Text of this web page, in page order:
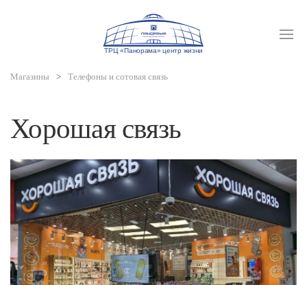
Магазины Телефоны и сотовая связь
Хорошая связь